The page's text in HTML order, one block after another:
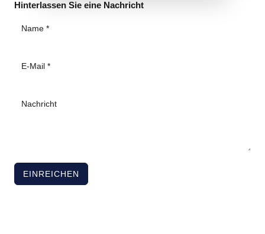
Hinterlassen Sie eine Nachricht
EINREICHEN